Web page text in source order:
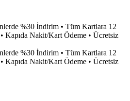
%30 İndirim • Tüm Kartlara 12
Kapıda Nakit/Kart Ödeme • Ücretsiz
%30 İndirim • Tüm Kartlara 12
Kapıda Nakit/Kart Ödeme • Ücretsiz